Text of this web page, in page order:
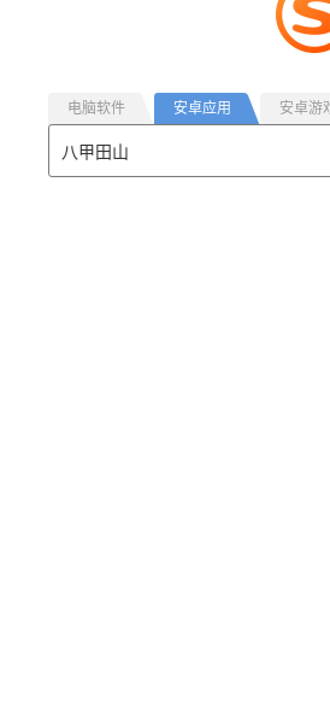
电脑软件 安卓应用 安卓游